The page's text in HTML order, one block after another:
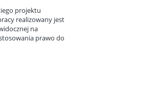
projektu
realizowany jest
na
prawo do